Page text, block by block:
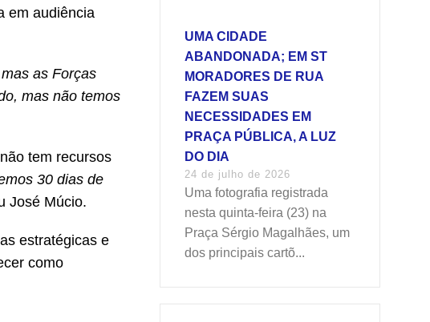
em audiência
as Forças
mas não temos
tem recursos
30 dias de
José Múcio.
estratégicas e
como
UMA CIDADE
ABANDONADA; EM ST
MORADORES DE RUA
FAZEM SUAS
NECESSIDADES EM
PRAÇA PÚBLICA, A LUZ
DO DIA
24 de julho de 2026
Uma fotografia registrada
nesta quinta-feira (23) na
Praça Sérgio Magalhães, um
dos principais cartõ...